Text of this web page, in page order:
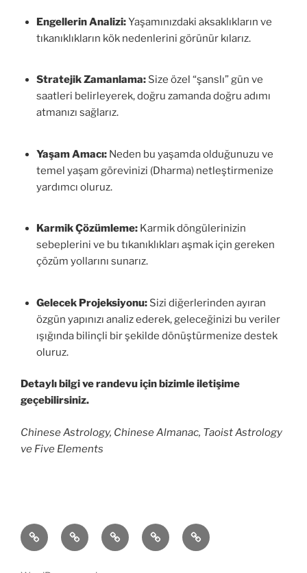
Engellerin Analizi:Yaşamınızdaki aksaklıkların ve
tıkanıklıkların kök nedenlerini görünür kılarız.
Stratejik Zamanlama:Size özel “şanslı” gün ve
saatleri belirleyerek, doğru zamanda doğru adımı
atmanızı sağlarız.
Yaşam Amacı:Neden bu yaşamda olduğunuzu ve
temel yaşam görevinizi (Dharma) netleştirmenize
yardımcı oluruz.
Karmik Çözümleme:Karmik döngülerinizin
sebeplerini ve bu tıkanıklıkları aşmak için gereken
çözüm yollarını sunarız.
Gelecek Projeksiyonu:Sizi diğerlerinden ayıran
özgün yapınızı analiz ederek, geleceğinizi bu veriler
ışığında bilinçli bir şekilde dönüştürmenize destek
oluruz.
Detaylı bilgi ve randevu için bizimle iletişime
geçebilirsiniz.
Chinese Astrology, Chinese Almanac, Taoist Astrology
ve Five Elements
BaZi
Analiz
Feng
Shui
Çin
Astrolojisi
Yazılar İletişim